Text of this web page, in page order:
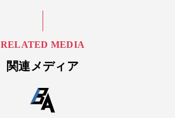
RELATED MEDIA
関連メディア